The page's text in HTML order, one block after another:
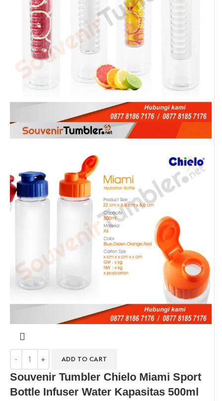
ADD TO CART
Souvenir Tumbler Chielo Miami Sport
Bottle Infuser Water Kapasitas 500ml